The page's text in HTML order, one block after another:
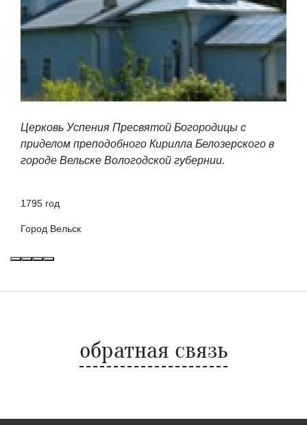
Церковь Успения Пресвятой Богородицы с
приделом преподобного Кирилла Белозерского в
городе Вельске Вологодской губернии.
1795 год
Город Вельск
обратная связь